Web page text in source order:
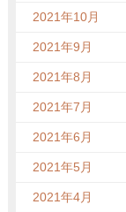
2021年10月
2021年9月
2021年8月
2021年7月
2021年6月
2021年5月
2021年4月